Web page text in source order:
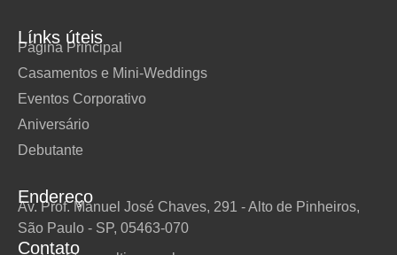
Línks úteis
Página Principal
Casamentos e Mini-Weddings
Eventos Corporativo
Aniversário
Debutante
Endereço
Av. Prof. Manuel José Chaves, 291 - Alto de Pinheiros,
São Paulo - SP, 05463-070
Contato